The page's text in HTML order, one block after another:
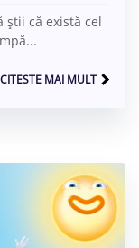
știi că există cel
CITESTE MAI MULT